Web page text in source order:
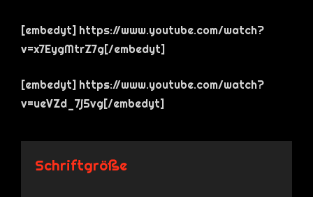
[embedyt] https://www.youtube.com/watch?
v=x7EygMtrZ7g[/embedyt]
[embedyt] https://www.youtube.com/watch?
v=ueVZd_7j5vg[/embedyt]
Schriftgröße